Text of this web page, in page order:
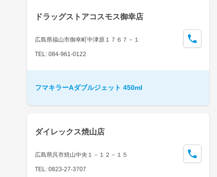
ドラッグストアコスモス御幸店
広島県福山市御幸町中津原１７６７－１
TEL: 084-961-0122
フマキラーAダブルジェット 450ml
ダイレックス焼山店
広島県呉市焼山中央１－１２－１５
TEL: 0823-27-3707